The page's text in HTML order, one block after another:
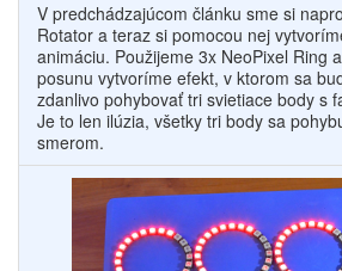
V predchádzajúcom článku sme si
Rotator a teraz si pomocou nej
animáciu. Použijeme 3x NeoPixel Ring
posunu vytvoríme efekt, v ktorom sa
zdanlivo pohybovať tri svietiace body s
Je to len ilúzia, všetky tri body sa
smerom.